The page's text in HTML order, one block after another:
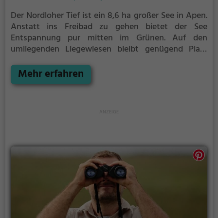
Der Nordloher Tief ist ein 8,6 ha großer See in Apen.
Anstatt ins Freibad zu gehen bietet der See
Entspannung pur mitten im Grünen. Auf den
umliegenden Liegewiesen bleibt genügend Platz
September ist der Nordloher Tief ein beliebtes
Ausflugsziel. Egal ob für Familien, Freunde oder
Mehr erfahren